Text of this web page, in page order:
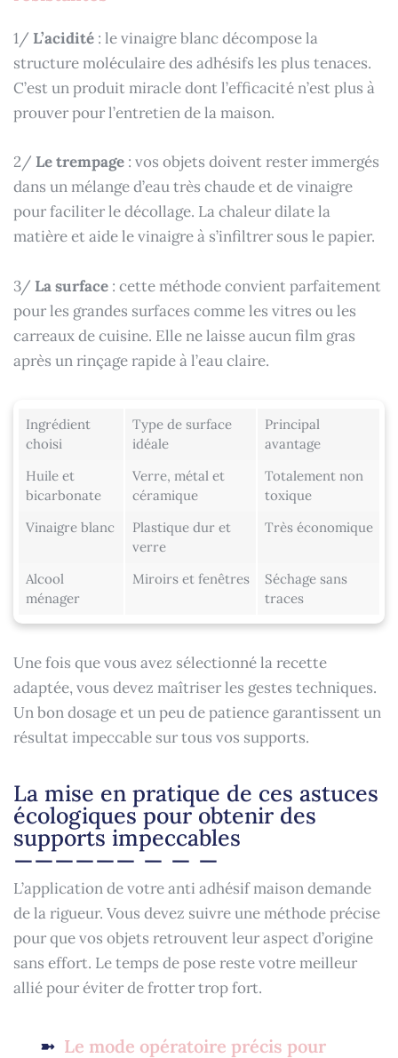
1/ L’acidité : le vinaigre blanc décompose la
structure moléculaire des adhésifs les plus tenaces.
C’est un produit miracle dont l’efficacité n’est plus à
prouver pour l’entretien de la maison.
2/ Le trempage : vos objets doivent rester immergés
dans un mélange d’eau très chaude et de vinaigre
pour faciliter le décollage. La chaleur dilate la
matière et aide le vinaigre à s’infiltrer sous le papier.
3/ La surface : cette méthode convient parfaitement
pour les grandes surfaces comme les vitres ou les
carreaux de cuisine. Elle ne laisse aucun film gras
après un rinçage rapide à l’eau claire.
Ingrédient
choisi
Type de surface
idéale
Principal
avantage
Huile et
bicarbonate
Verre, métal et
céramique
Totalement non
toxique
Vinaigre blanc
Plastique dur et
verre
Très économique
Alcool
ménager
Miroirs et fenêtres
Séchage sans
traces
Une fois que vous avez sélectionné la recette
adaptée, vous devez maîtriser les gestes techniques.
Un bon dosage et un peu de patience garantissent un
résultat impeccable sur tous vos supports.
La mise en pratique de ces astuces
écologiques pour obtenir des
supports impeccables
L’application de votre anti adhésif maison demande
de la rigueur. Vous devez suivre une méthode précise
pour que vos objets retrouvent leur aspect d’origine
sans effort. Le temps de pose reste votre meilleur
allié pour éviter de frotter trop fort.
Le mode opératoire précis pour